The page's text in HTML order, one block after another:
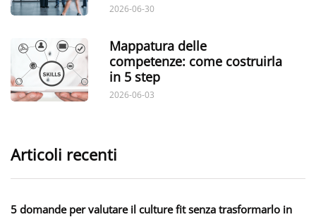
2026-06-30
Mappatura delle
competenze: come costruirla
in 5 step
2026-06-03
Articoli recenti
5 domande per valutare il culture fit senza trasformarlo in